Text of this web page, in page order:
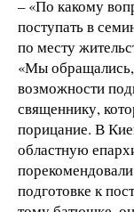
– «По какому
поступать в
по месту
«Мы
возможности
священнику,
порицание. В
областную
подготовке к